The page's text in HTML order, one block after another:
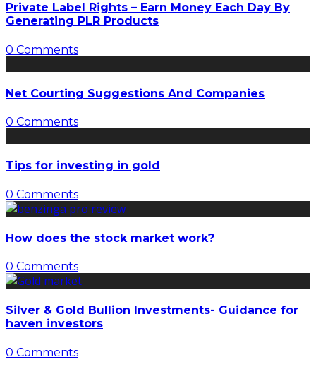
Private Label Rights – Earn Money Each Day By
Generating PLR Products
0 Comments
Net Courting Suggestions And Companies
0 Comments
Tips for investing in gold
0 Comments
How does the stock market work?
0 Comments
Silver & Gold Bullion Investments- Guidance for
haven investors
0 Comments